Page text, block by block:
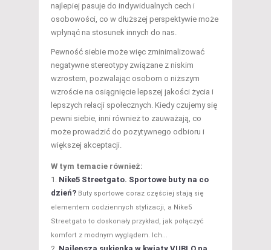
najlepiej pasuje do indywidualnych cech i
osobowości, co w dłuższej perspektywie może
wpłynąć na stosunek innych do nas.
Pewność siebie może więc zminimalizować
negatywne stereotypy związane z niskim
wzrostem, pozwalając osobom o niższym
wzroście na osiągnięcie lepszej jakości życia i
lepszych relacji społecznych. Kiedy czujemy się
pewni siebie, inni również to zauważają, co
może prowadzić do pozytywnego odbioru i
większej akceptacji.
W tym temacie również:
Nike5 Streetgato. Sportowe buty na co
dzień? Buty sportowe coraz częściej stają się
elementem codziennych stylizacji, a Nike5
Streetgato to doskonały przykład, jak połączyć
komfort z modnym wyglądem. Ich...